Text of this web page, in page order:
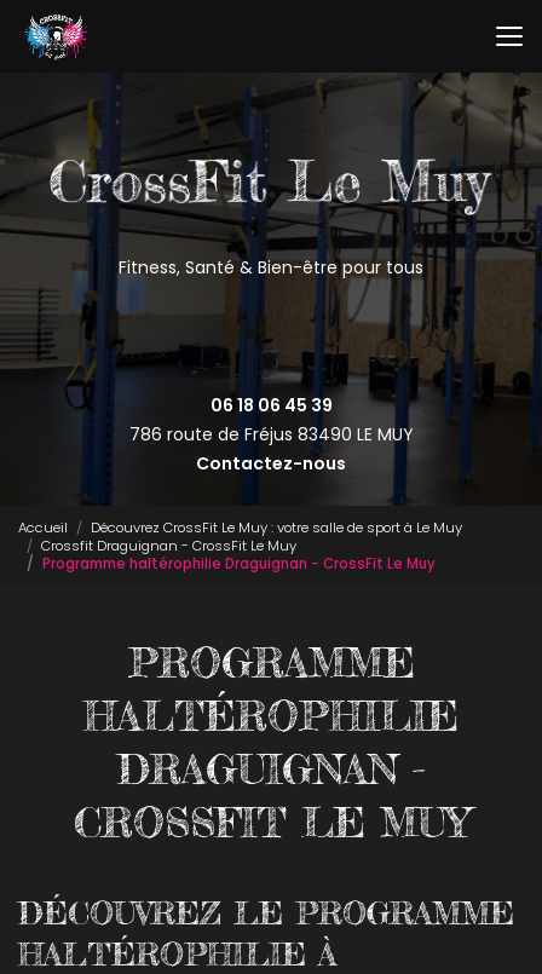
Aller
contenu
Fitness, Santé & Bien-être pour tous
06 18 06 45 39
786 route de Fréjus 83490 LE MUY
Contactez-nous
Accueil
Découvrez CrossFit Le Muy : votre salle de sport à Le Muy
Crossfit Draguignan - CrossFit Le Muy
Programme haltérophilie Draguignan - CrossFit Le Muy
PROGRAMME
HALTÉROPHILIE
DRAGUIGNAN -
CROSSFIT LE MUY
DÉCOUVREZ LE PROGRAMME
HALTÉROPHILIE À